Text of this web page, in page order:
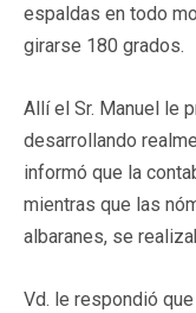
espaldas en todo
girarse 180 grados.
Allí el Sr. Manuel le
desarrollando
informó que la
mientras que las
albaranes, se
Vd. le respondió